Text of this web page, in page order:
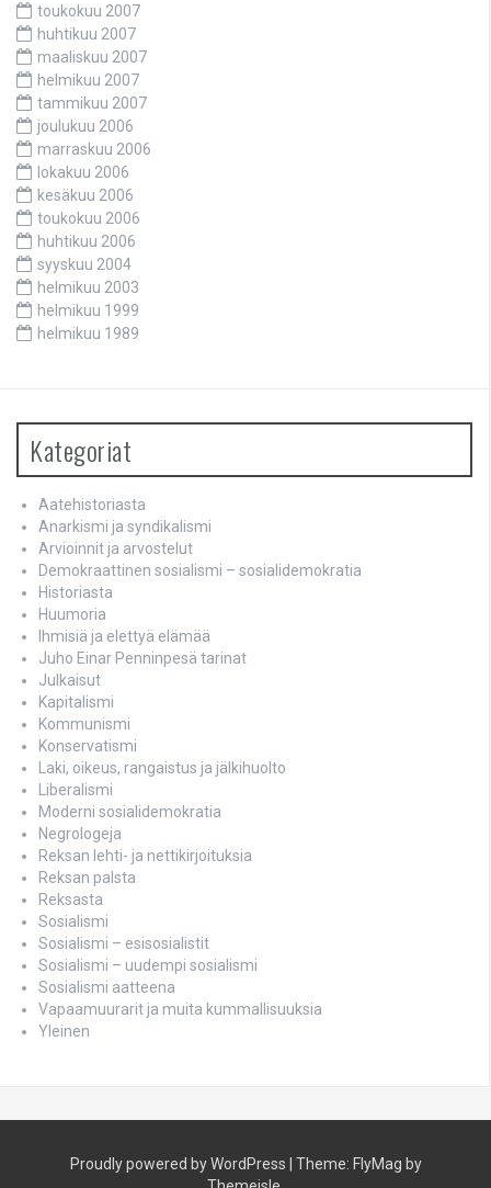
toukokuu 2007
huhtikuu 2007
maaliskuu 2007
helmikuu 2007
tammikuu 2007
joulukuu 2006
marraskuu 2006
lokakuu 2006
kesäkuu 2006
toukokuu 2006
huhtikuu 2006
syyskuu 2004
helmikuu 2003
helmikuu 1999
helmikuu 1989
Kategoriat
Aatehistoriasta
Anarkismi ja syndikalismi
Arvioinnit ja arvostelut
Demokraattinen sosialismi – sosialidemokratia
Historiasta
Huumoria
Ihmisiä ja elettyä elämää
Juho Einar Penninpesä tarinat
Julkaisut
Kapitalismi
Kommunismi
Konservatismi
Laki, oikeus, rangaistus ja jälkihuolto
Liberalismi
Moderni sosialidemokratia
Negrologeja
Reksan lehti- ja nettikirjoituksia
Reksan palsta
Reksasta
Sosialismi
Sosialismi – esisosialistit
Sosialismi – uudempi sosialismi
Sosialismi aatteena
Vapaamuurarit ja muita kummallisuuksia
Yleinen
Proudly powered by WordPress Theme: FlyMag by